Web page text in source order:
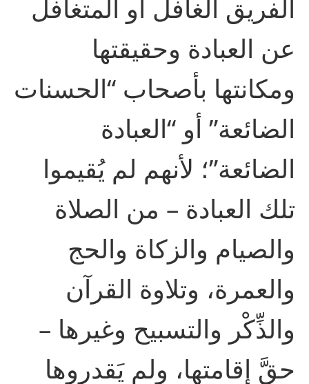
الفريق الغافل أو المتغافل
عن العبادة وحقيقتها
ومكانتها بأصحاب “الحسنات
الضائعة” أو “العبادة
الضائعة”؛ لأنهم لم يُقيموا
تلك العبادة – من الصلاة
والصيام والزكاة والحج
والعمرة، وتلاوة القرآن
والذِّكْر والتسبيح وغيرها –
حقَّ إقامتها، ولم يَقدروها